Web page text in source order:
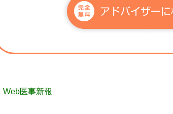
Web医事新報